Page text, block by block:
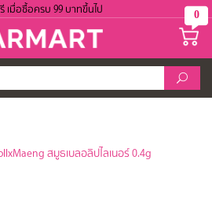
เมื่อซื้อครบ 99 บาทขึ้นไป 0
สมูธเบลอลิปไลเนอร์ 0.4g